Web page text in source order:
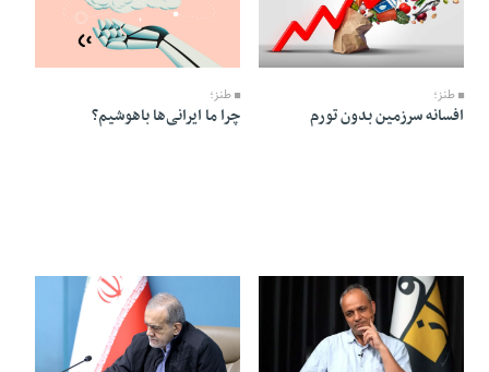
طنز؛
افسانه سرزمین بدون تورم
25 Ordibehesht 1405 - 13:10
طنز؛
چرا ما ایرانی‌ها باهوشیم؟